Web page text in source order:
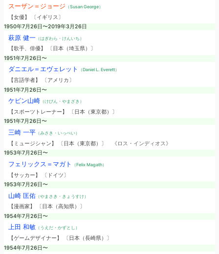
スーザン＝ジョージ （Susan George）
【女優】 〔イギリス〕
1950年7月26日〜2019年3月26日
萩原 健一（はぎわら・けんいち）
【歌手、俳優】 〔日本（埼玉県）〕
1951年7月26日〜
ダニエル＝エヴェレット （Daniel L. Everett）
【言語学者】 〔アメリカ〕
1951年7月26日〜
ケビン山崎（けびん・やまざき）
【スポーツトレーナー】 〔日本（東京都）〕
1951年7月26日〜
三崎 一平（みさき・いっぺい）
【ミュージシャン】 〔日本（東京都）〕
《ロス・インディオス》
1953年7月26日〜
フェリックス＝マガト （Felix Magath）
【サッカー】 〔ドイツ〕
1953年7月26日〜
山崎 匡佑（やまさき・きょうすけ）
【漫画家】 〔日本（高知県）〕
1954年7月26日〜
上田 和敏 （うえだ・かずとし）
【ゲームデザイナー】 〔日本（長崎県）〕
1954年7月26日〜